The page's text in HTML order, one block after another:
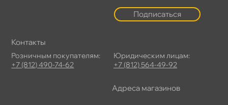
Подписаться
Контакты
Розничным покупателям:
+7 (812) 490-74-62
Юридическим лицам:
+7 (812) 564-49-92
Адреса магазино